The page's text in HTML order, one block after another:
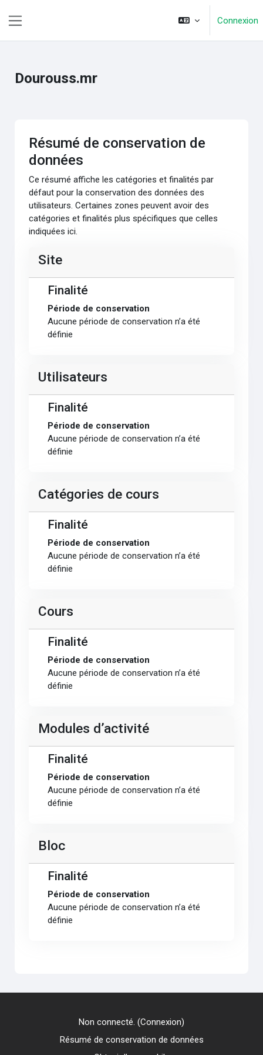
Connexion
Dourouss.mr
Résumé de conservation de
données
Ce résumé affiche les catégories et finalités par
défaut pour la conservation des données des
utilisateurs. Certaines zones peuvent avoir des
catégories et finalités plus spécifiques que celles
indiquées ici.
Site
Finalité
Période de conservation
Aucune période de conservation n’a été
définie
Utilisateurs
Finalité
Période de conservation
Aucune période de conservation n’a été
définie
Catégories de cours
Finalité
Période de conservation
Aucune période de conservation n’a été
définie
Cours
Finalité
Période de conservation
Aucune période de conservation n’a été
définie
Modules d’activité
Finalité
Période de conservation
Aucune période de conservation n’a été
définie
Bloc
Finalité
Période de conservation
Aucune période de conservation n’a été
définie
Non connecté. (Connexion)
Résumé de conservation de données